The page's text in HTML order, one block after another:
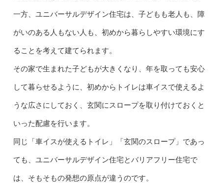
一方、ユニバーサルデザイン住宅は、子どもも老人も、障
がいのある人もない人も、初めから暮らしやすい環境にす
ることを考えて建てられます。
その家で生まれた子どもが大きくなり、年を取っても安心
して暮らせるように、初めからトイレは車イスで使えるよ
うな広さにしておく、玄関にスロープを取り付けておくと
いった配慮を行います。
同じ「車イスが使えるトイレ」「玄関のスロープ」であっ
ても、ユニバーサルデザイン住宅とバリアフリー住宅で
は、そもそもの発想の原点が違うのです。